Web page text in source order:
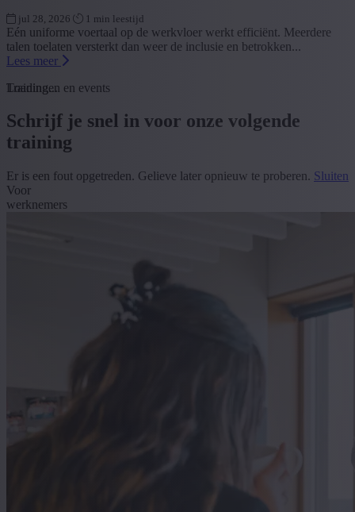
jul 28, 2026 1 min leestijd
Eén uniforme voertaal op de werkvloer werkt efficiënt. Meerdere
talen toelaten versterkt dan weer de inclusie en betrokken...
Lees meer
Loading...
Trainingen en events
Schrijf je snel in voor onze volgende
training
Er is een fout opgetreden. Gelieve later opnieuw te proberen. Sluiten
Voor
werknemers